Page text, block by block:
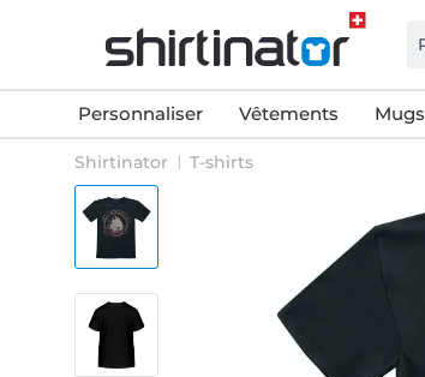
Personnaliser Vêtements Mugs
Shirtinator T-shirts